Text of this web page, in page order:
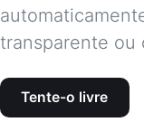
transparente ou
Tente-o livre